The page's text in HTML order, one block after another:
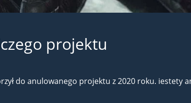
projektu
do anulowanego projektu z 2020 roku. iestety